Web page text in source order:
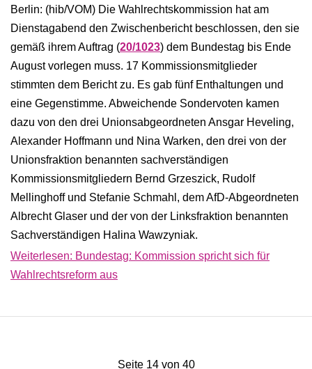
Berlin: (hib/VOM) Die Wahlrechtskommission hat am
Dienstagabend den Zwischenbericht beschlossen, den sie
gemäß ihrem Auftrag (20/1023) dem Bundestag bis Ende
August vorlegen muss. 17 Kommissionsmitglieder
stimmten dem Bericht zu. Es gab fünf Enthaltungen und
eine Gegenstimme. Abweichende Sondervoten kamen
dazu von den drei Unionsabgeordneten Ansgar Heveling,
Alexander Hoffmann und Nina Warken, den drei von der
Unionsfraktion benannten sachverständigen
Kommissionsmitgliedern Bernd Grzeszick, Rudolf
Mellinghoff und Stefanie Schmahl, dem AfD-Abgeordneten
Albrecht Glaser und der von der Linksfraktion benannten
Sachverständigen Halina Wawzyniak.
Weiterlesen: Bundestag: Kommission spricht sich für
Wahlrechtsreform aus
Seite 14 von 40